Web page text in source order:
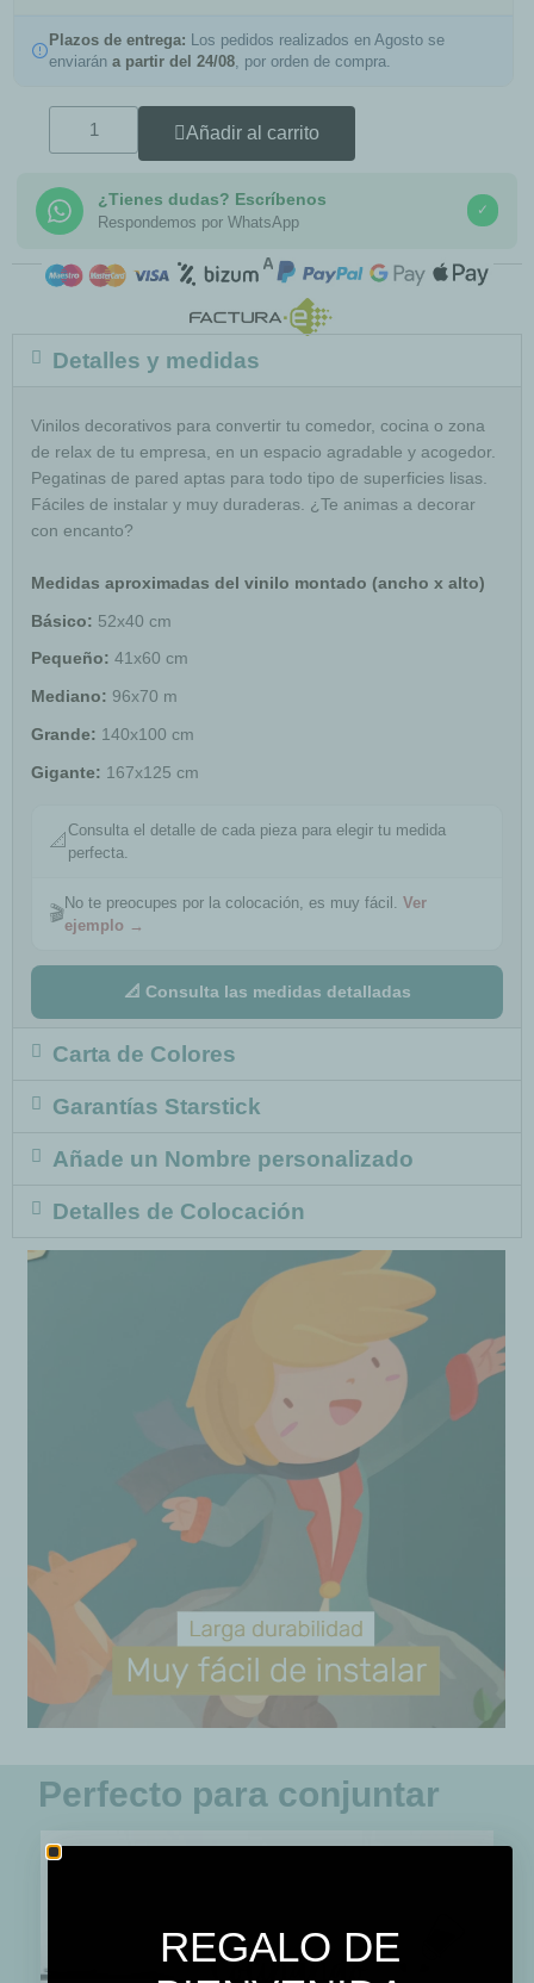
Plazos de entrega: Los pedidos realizados en Agosto se
enviarán a partir del 24/08 , por orden de compra.
Añadir al carrito
¿Tienes dudas? Escríbenos
Respondemos por WhatsApp
✓
COMPRA SEGURA
Detalles y medidas
Vinilos decorativos para convertir tu comedor, cocina o zona
de relax de tu empresa, en un espacio agradable y acogedor.
Pegatinas de pared aptas para todo tipo de superficies lisas.
Fáciles de instalar y muy duraderas. ¿Te animas a decorar
con encanto?
Medidas aproximadas del vinilo montado (ancho x alto)
Básico: 52x40 cm
Pequeño: 41x60 cm
Mediano: 96x70 m
Grande: 140x100 cm
Gigante: 167x125 cm
📐
Consulta el detalle de cada pieza para elegir tu medida
perfecta.
🎬
No te preocupes por la colocación, es muy fácil. Ver
ejemplo →
📐 Consulta las medidas detalladas
Carta de Colores
Garantías Starstick
Añade un Nombre personalizado
Detalles de Colocación
Perfecto para conjuntar
REGALO DE